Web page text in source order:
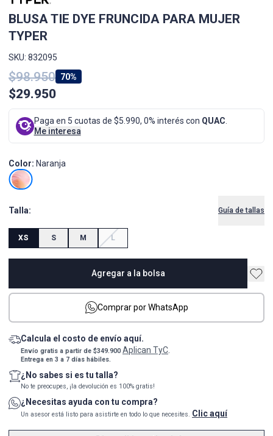
BLUSA TIE DYE FRUNCIDA PARA MUJER
TYPER
SKU: 832095
$98.950 70%
$29.950
Paga en 5 cuotas de $5.990, 0% interés con QUAC
Me interesa
Color: Naranja
Talla: Guía de tallas
XS S M L
Agregar a la bolsa
Comprar por WhatsApp
Calcula el costo de envío aquí.
Envío gratis a partir de $349.900Aplican TyC.
Entrega en 3 a 7 días hábiles.
¿No sabes si es tu talla?
No te preocupes, ¡la devolución es 100% gratis!
¿Necesitas ayuda con tu compra?
Un asesor está listo para asistirte en todo lo que necesites. Clic aquí